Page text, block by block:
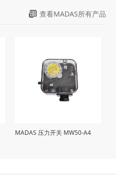
查看MADAS所有产品
MADAS 压力开关 MW50-A4